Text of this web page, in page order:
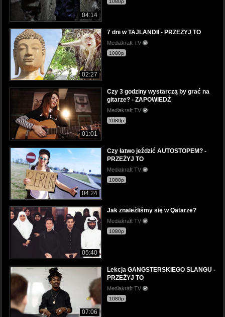
04:14
1080p
02:27
7 dni w TAJLANDII - PRZEŻYJ TO
Mediakraft TV
1080p
01:01
Czy 3 godziny wystarczą by grać na
gitarze? - ZAPOWIEDŹ
Mediakraft TV
1080p
04:24
Czy łatwo jeździć AUTOSTOPEM? -
PRZEŻYJ TO
Mediakraft TV
1080p
05:40
Jak znaleźliśmy się w Qatarze?
Mediakraft TV
1080p
07:06
Lekcja GANGSTERSKIEGO SLANGU -
PRZEŻYJ TO
Mediakraft TV
1080p